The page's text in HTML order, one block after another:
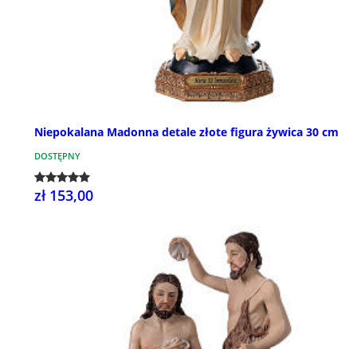
Niepokalana Madonna detale złote figura żywica 30 cm
DOSTĘPNY
zł 153,00